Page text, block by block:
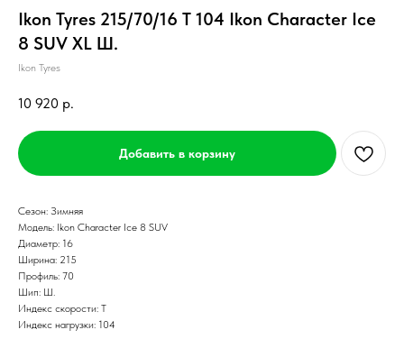
Ikon Tyres 215/70/16 T 104 Ikon Character Ice
8 SUV XL Ш.
Ikon Tyres
10 920 р.
Добавить в корзину
Сезон: Зимняя
Модель: Ikon Character Ice 8 SUV
Диаметр: 16
Ширина: 215
Профиль: 70
Шип: Ш.
Индекс скорости: T
Индекс нагрузки: 104